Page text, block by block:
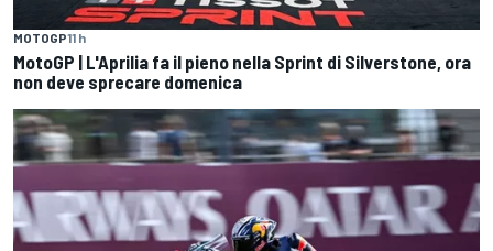
MOTOGP11 h
MotoGP | L'Aprilia fa il pieno nella Sprint di Silverstone, ora
non deve sprecare domenica